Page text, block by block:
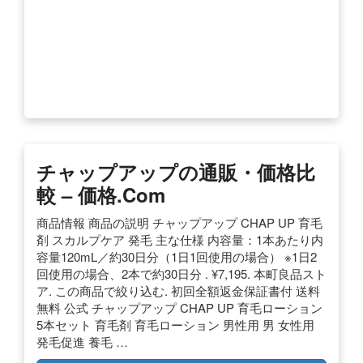
チャップアップの通販・価格比
較 – 価格.com
商品情報 商品の説明 チャップアップ CHAP UP 育毛
剤 スカルプケア 発毛 主な仕様 内容量：1本あたり内
容量120mL／約30日分（1日1回使用の場合） ※1日2
回使用の場合、2本で約30日分 . ¥7,195. 本町良品スト
ア. この商品で絞り込む. 初回全額返金保証書付 送料
無料 公式 チャップアップ CHAP UP 育毛ローション
5本セット 育毛剤 育毛ローション 男性用 男 女性用
発毛促進 養毛 …